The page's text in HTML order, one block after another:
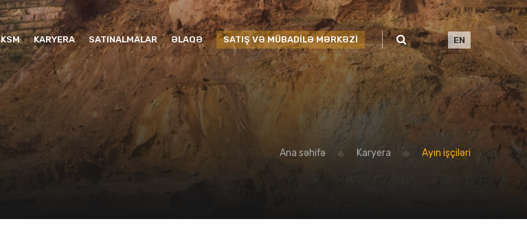
KSM KARYERA SATINALMALAR ƏLAQƏ SATIŞ VƏ MÜBADİLƏ MƏRKƏZİ EN
Ana səhifə Karyera Ayın işçiləri